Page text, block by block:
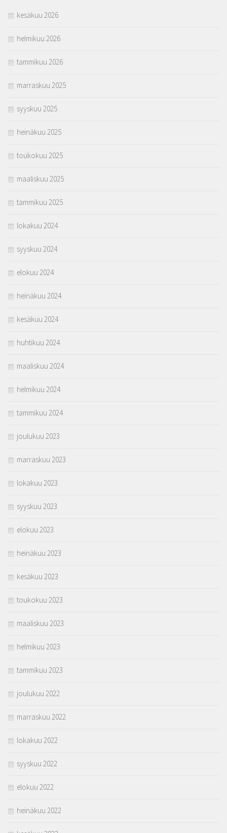
kesäkuu 2026
helmikuu 2026
tammikuu 2026
marraskuu 2025
syyskuu 2025
heinäkuu 2025
toukokuu 2025
maaliskuu 2025
tammikuu 2025
lokakuu 2024
syyskuu 2024
elokuu 2024
heinäkuu 2024
kesäkuu 2024
huhtikuu 2024
maaliskuu 2024
helmikuu 2024
tammikuu 2024
joulukuu 2023
marraskuu 2023
lokakuu 2023
syyskuu 2023
elokuu 2023
heinäkuu 2023
kesäkuu 2023
toukokuu 2023
maaliskuu 2023
helmikuu 2023
tammikuu 2023
joulukuu 2022
marraskuu 2022
lokakuu 2022
syyskuu 2022
elokuu 2022
heinäkuu 2022